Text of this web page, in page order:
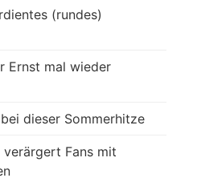
(rundes)
Ernst mal wieder
dieser Sommerhitze
Fans mit